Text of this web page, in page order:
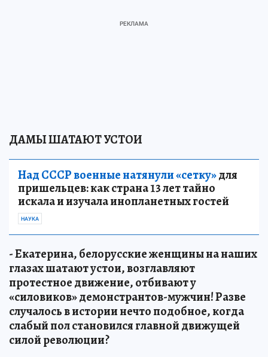
ДАМЫ ШАТАЮТ УСТОИ
Над СССР военные натянули «сетку»для
пришельцев: как страна 13 лет тайно
искала и изучала инопланетных гостей
НАУКА
- Екатерина, белорусские женщины на наших
глазах шатают устои, возглавляют
протестное движение, отбивают у
«силовиков» демонстрантов-мужчин! Разве
случалось в истории нечто подобное, когда
слабый пол становился главной движущей
силой революции?